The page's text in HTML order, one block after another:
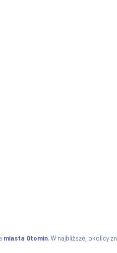
miasta Otomin. W najbliższej okolicy